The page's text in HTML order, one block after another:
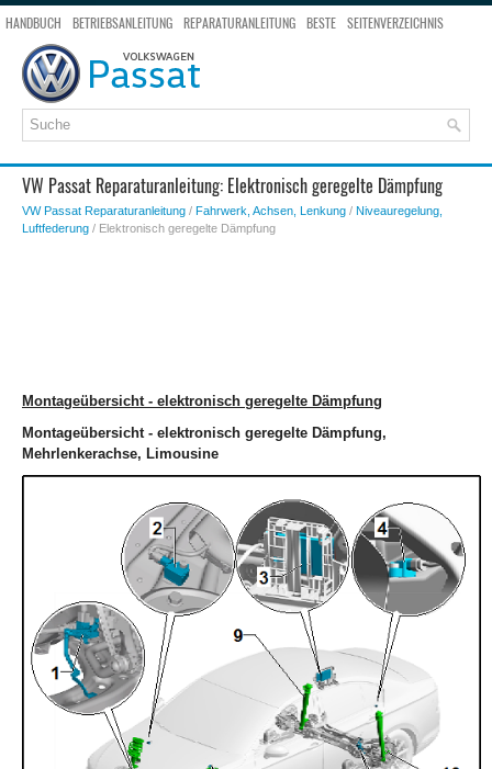
HANDBUCH BETRIEBSANLEITUNG REPARATURANLEITUNG BESTE
SEITENVERZEICHNIS
SEITENSUCHE
VW Passat Reparaturanleitung: Elektronisch geregelte Dämpfung
VW Passat Reparaturanleitung / Fahrwerk, Achsen, Lenkung / Niveauregelung,
Luftfederung / Elektronisch geregelte Dämpfung
Montageübersicht - elektronisch geregelte Dämpfung
Montageübersicht - elektronisch geregelte Dämpfung,
Mehrlenkerachse, Limousine